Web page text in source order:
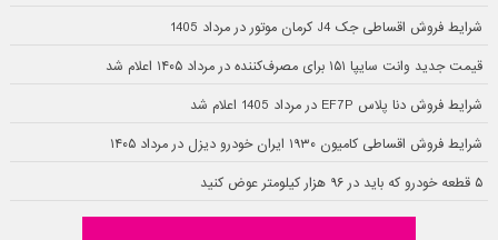
شرایط فروش اقساطی جک J4 کرمان موتور در مرداد 1405
قیمت جدید وانت سایپا ۱۵۱ برای مصرف‌کننده در مرداد ۱۴۰۵ اعلام شد
شرایط فروش دنا پلاس EF7P در مرداد 1405 اعلام شد
شرایط فروش اقساطی کامیون ۱۹۳۰ ایران خودرو دیزل در مرداد ۱۴۰۵
۵ قطعه خودرو که باید در ۹۶ هزار کیلومتر عوض کنید